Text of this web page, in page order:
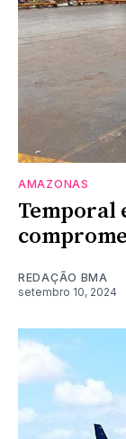
AMAZONAS
Temporal
REDAÇÃO BMA
setembro 10, 2024